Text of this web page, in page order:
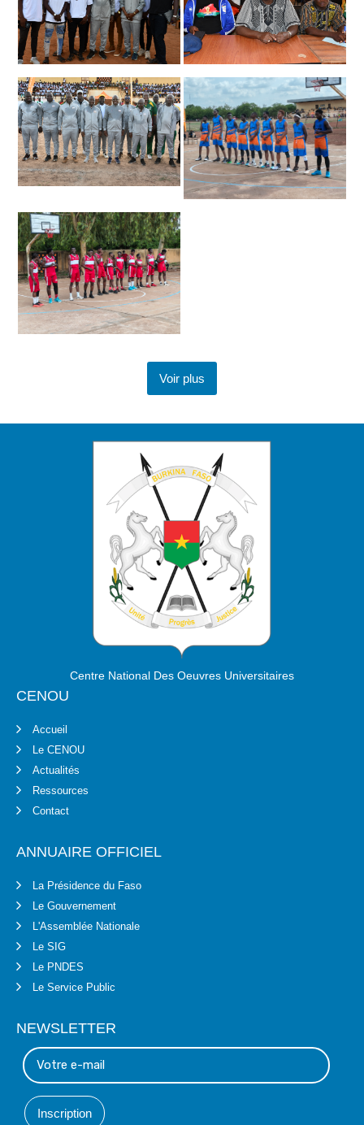
Voir plus
Centre National Des Oeuvres Universitaires
CENOU
Accueil
Le CENOU
Actualités
Ressources
Contact
ANNUAIRE OFFICIEL
La Présidence du Faso
Le Gouvernement
L'Assemblée Nationale
Le SIG
Le PNDES
Le Service Public
NEWSLETTER